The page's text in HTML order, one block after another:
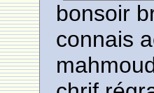
bonsoir
connais